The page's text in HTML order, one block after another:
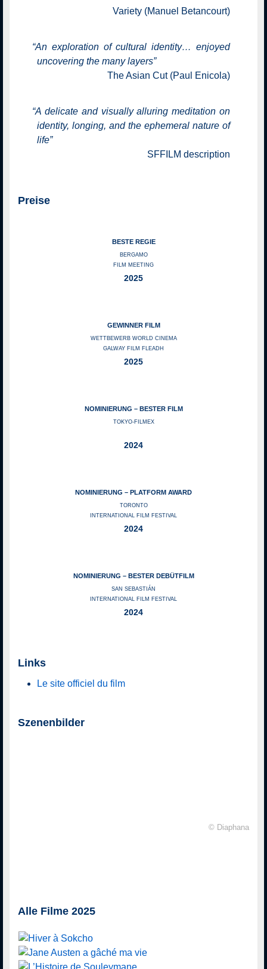
Variety (Manuel Betancourt)
“An exploration of cultural identity… enjoyed
uncovering the many layers”
The Asian Cut (Paul Enicola)
“A delicate and visually alluring meditation on
identity, longing, and the ephemeral nature of
life”
SFFILM description
Preise
BESTE REGIE
BERGAMO
FILM MEETING
2025
GEWINNER FILM
WETTBEWERB WORLD CINEMA
GALWAY FILM FLEADH
2025
NOMINIERUNG – BESTER FILM
TOKYO‑FILMEX
2024
NOMINIERUNG – PLATFORM AWARD
TORONTO
INTERNATIONAL FILM FESTIVAL
2024
NOMINIERUNG – BESTER DEBÜTFILM
SAN SEBASTIÁN
INTERNATIONAL FILM FESTIVAL
2024
Links
Le site officiel du film
Szenenbilder
© Diaphana
Alle Filme 2025